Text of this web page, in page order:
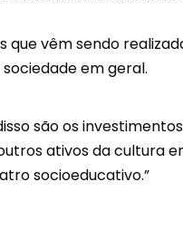
vêm sendo
em geral.
são os
ativos da cultura
socioeducativo.”